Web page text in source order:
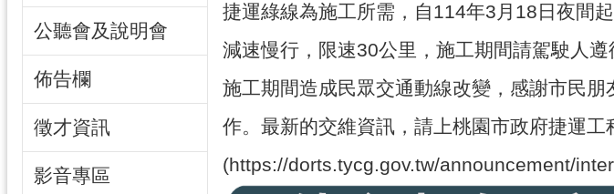
公聽會及說明會
佈告欄
徵才資訊
影音專區
捷運綠線為施工所需，自114年3月18日夜間
減速慢行，限速30公里，施工期間請駕駛人
施工期間造成民眾交通動線改變，感謝市民
作。最新的交維資訊，請上桃園市政府捷運工
(https://dorts.tycg.gov.tw/announcement/